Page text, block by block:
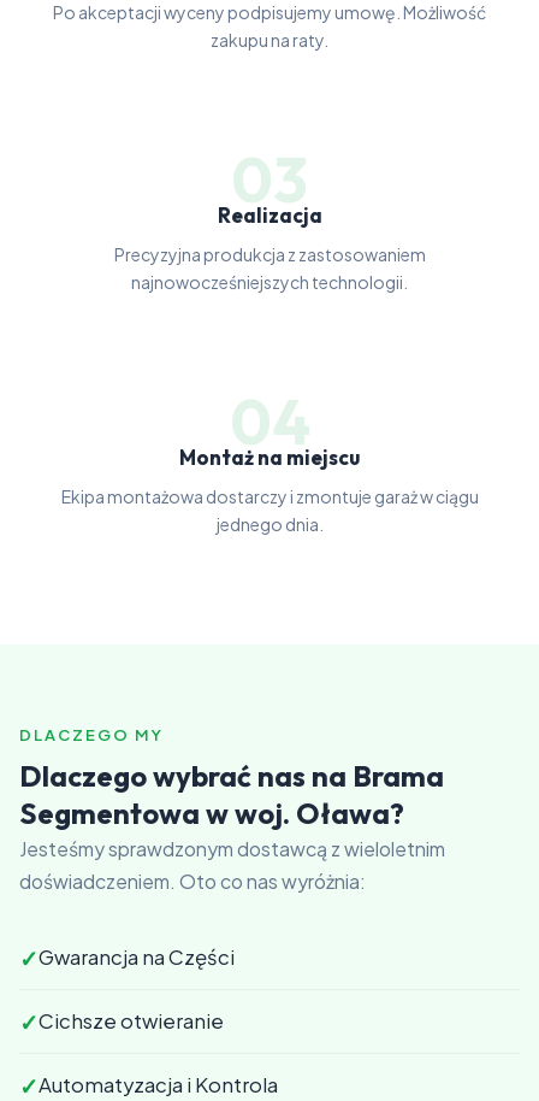
Po akceptacji wyceny podpisujemy umowę. Możliwość
zakupu na raty.
03
Realizacja
Precyzyjna produkcja z zastosowaniem
najnowocześniejszych technologii.
04
Montaż na miejscu
Ekipa montażowa dostarczy i zmontuje garaż w ciągu
jednego dnia.
DLACZEGO MY
Dlaczego wybrać nas na Brama
Segmentowa w woj. Oława?
Jesteśmy sprawdzonym dostawcą z wieloletnim
doświadczeniem. Oto co nas wyróżnia:
✓Gwarancja na Części
✓Cichsze otwieranie
✓Automatyzacja i Kontrola